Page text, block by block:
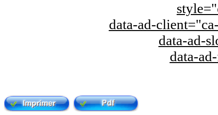
data-ad-
data-ad-
data-